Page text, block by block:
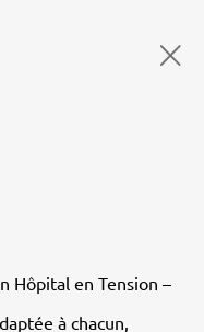
Hôpital en Tension –
à chacun,